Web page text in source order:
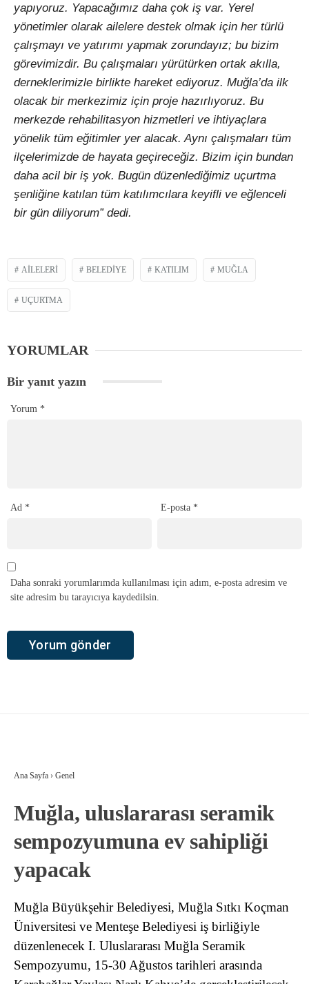
yapıyoruz. Yapacağımız daha çok iş var. Yerel
yönetimler olarak ailelere destek olmak için her türlü
çalışmayı ve yatırımı yapmak zorundayız; bu bizim
görevimizdir. Bu çalışmaları yürütürken ortak akılla,
derneklerimizle birlikte hareket ediyoruz. Muğla’da ilk
olacak bir merkezimiz için proje hazırlıyoruz. Bu
merkezde rehabilitasyon hizmetleri ve ihtiyaçlara
yönelik tüm eğitimler yer alacak. Aynı çalışmaları tüm
ilçelerimizde de hayata geçireceğiz. Bizim için bundan
daha acil bir iş yok. Bugün düzenlediğimiz uçurtma
şenliğine katılan tüm katılımcılara keyifli ve eğlenceli
bir gün diliyorum” dedi.
AILELERI BELEDIYE KATILIM MUĞLA
UÇURTMA
YORUMLAR
Bir yanıt yazın
Yorum *
Ad * E-posta *
Daha sonraki yorumlarımda kullanılması için adım, e-posta adresim ve
site adresim bu tarayıcıya kaydedilsin.
Ana Sayfa › Genel
Muğla, uluslararası seramik
sempozyumuna ev sahipliği
yapacak
Muğla Büyükşehir Belediyesi, Muğla Sıtkı Koçman
Üniversitesi ve Menteşe Belediyesi iş birliğiyle
düzenlenecek I. Uluslararası Muğla Seramik
Sempozyumu, 15-30 Ağustos tarihleri arasında